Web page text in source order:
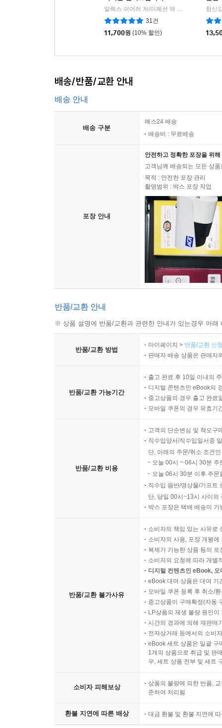
알렉스 쉬어러 저/이혜선 역 | 미래인
31건
11,700원 (10% 할인)
배송/반품/교환 안내
배송 안내
배송 구분
예스24 배송
배송비 : 무료배송
포장 안내
안전하고 정확한 포장을 위
고객님께 배송되는 모든 상
목적 : 안전한 포장 관리
촬영범위 : 박스 포장 작업
반품/교환 안내
※ 상품 설명에 반품/교환과 관련한 안내가 있는경우 아
반품/교환 방법
마이페이지 > 반품/교환 신
판매자 배송 상품은 판매자
반품/교환 가능기간
출고 완료 후 10일 이내의
디지털 콘텐츠인 eBook의
중고상품의 경우 출고 완료
모바일 쿠폰의 경우 유효기
반품/교환 비용
고객의 단순변심 및 착오구
직수입양서/직수입일서중
단, 아래의 주문/취소 조건
오늘 00시 ~ 06시 30분
오늘 06시 30분 이후 주
직수입 음반/영상물/기프트
단, 당일 00시~13시 사이의
박스 포장은 택배 배송이
반품/교환 불가사유
소비자의 책임 있는 사유로
소비자의 사용, 포장 개봉
복제가 가능한 상품 등의
소비자의 요청에 따라 개별
디지털 컨텐츠인 eBook,
eBook 대여 상품은 대여 기
모바일 쿠폰 등록 후 취소/
중고상품이 구매확정(자동
LP상품의 재생 불량 원인
시간의 경과에 의해 재판매
전자상거래 등에서의 소비
eBook 세트 상품은 일괄 구
1개의 상품으로 취급 및 판
우, 세트 상품 전부 및 세트
소비자 피해보상
상품의 불량에 의한 반품,
준하여 처리됨
환불 지연에 따른 배상 대금 환불 및 환불 지연에